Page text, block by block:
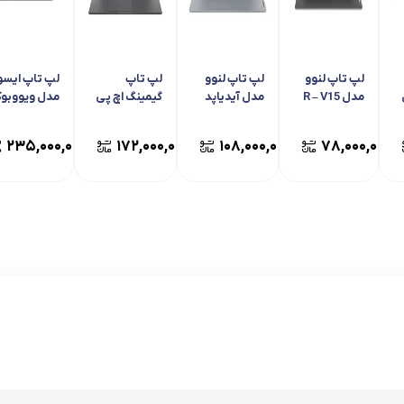
لپ تاپ لنوو
مدل R – V15
۷۸,۰۰۰,۰۰۰
لپ تاپ لنوو
مدل آیدیاپد
۱۰۸,۰۰۰,۰۰۰
لپ تاپ
گیمینگ اچ پی
۱۷۲,۰۰۰,۰۰۰
لپ تاپ
مدل
۲۳۵,۰۰۰,۰۰۰